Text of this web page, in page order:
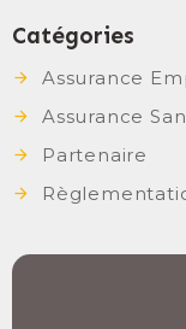
Catégories
Assurance
Assurance
Partenaire